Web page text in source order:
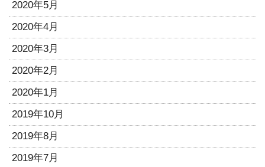
2020年5月
2020年4月
2020年3月
2020年2月
2020年1月
2019年10月
2019年8月
2019年7月